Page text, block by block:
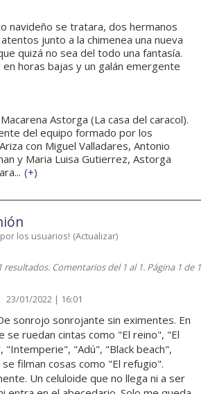
navideño se tratara, dos hermanos
junto a la chimenea una nueva
quizá no sea del todo una fantasía.
horas bajas y un galán emergente
Astorga (La casa del caracol).
del equipo formado por los
con Miguel Valladares, Antonio
y Maria Luisa Gutierrez, Astorga
(+)
los usuarios! (Actualizar)
1 resultados. Comentarios del 1 al 1. Página 1 de 1
23/01/2022 | 16:01
sonrojo sonrojante sin eximentes. En
se ruedan cintas como "El reino", "El
"Intemperie", "Adú", "Black beach",
filman cosas como "El refugio".
Un celuloide que no llega ni a ser